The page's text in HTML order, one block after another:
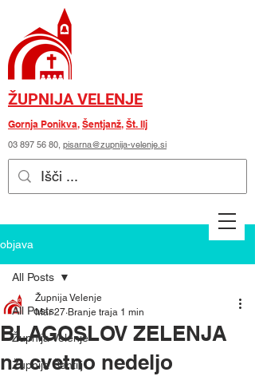
ŽUPNIJA VELENJE
Gornja Ponikva, Šentjanž, Št. Ilj
03 897 56 80, pisarna@zupnija-velenje.si
objava
All Posts
Župnija Velenje
Župnija Šentilj
All Posts
BLAGOSLOV ZELENJA
na cvetno nedeljo
Župnija Velenje
Mar 27 Branje traja 1 min